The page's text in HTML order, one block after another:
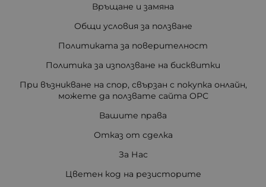
Връщане и замяна
Общи условия за ползване
Политиката за поверителност
Политика за използване на бисквитки
При възникване на спор, свързан с покупка онлайн,
можете да ползвате сайта ОРС
Вашите права
Отказ от сделка
За Нас
Цветен код на резисторите